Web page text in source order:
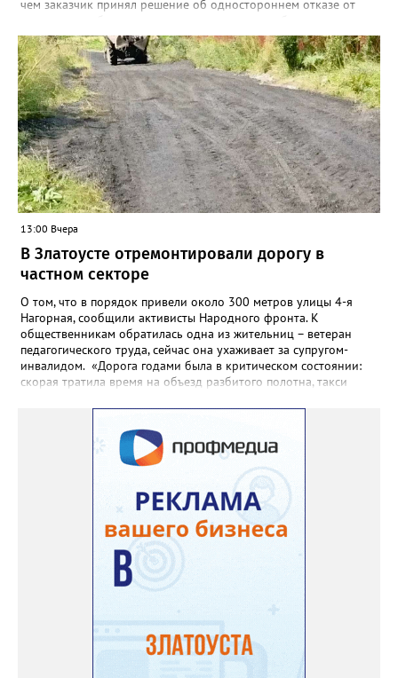
чем заказчик принял решение об одностороннем отказе от
Челябинском УФАС. Антимонопольная служба приняла
решение включить ООО «ПИАЛ» в реестр недобросовестных
поставщиков. В чёрном списке уфимский подрядчик будет два
года.
13:00 Вчера
В Златоусте отремонтировали дорогу в
частном секторе
О том, что в порядок привели около 300 метров улицы 4-я
Нагорная, сообщили активисты Народного фронта. К
общественникам обратилась одна из жительниц – ветеран
педагогического труда, сейчас она ухаживает за супругом-
инвалидом. «Дорога годами была в критическом состоянии:
скорая тратила время на объезд разбитого полотна, такси
однажды реанимация не смогла добраться до больного.
Жители писали в администрацию города и другие инстанции,
пытались ремонтировать дорогу своими силами – всё тщетно»,
– рассказали в ОНФ. Общественники подчеркнули: именно
они добились, чтобы участок разровняли и отсыпали. Для
этого потребовалось обратиться в мэрию Златоуста.